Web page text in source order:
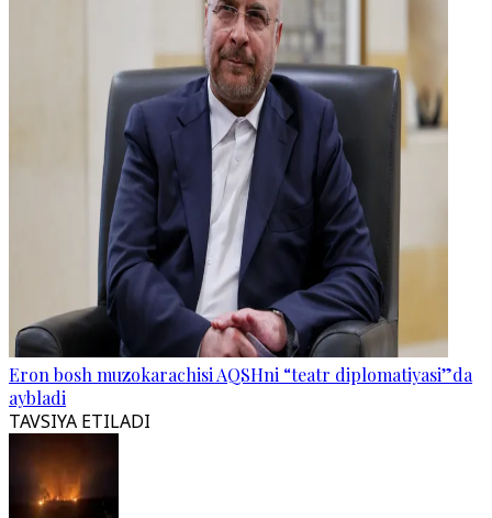
Eron bosh muzokarachisi AQSHni “teatr diplomatiyasi”da
aybladi
TAVSIYA ETILADI